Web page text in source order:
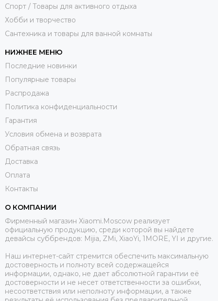
Спорт / Товары для активного отдыха
Хобби и творчество
Сантехника и товары для ванной комнаты
НИЖНЕЕ МЕНЮ
Последние новинки
Популярные товары
Распродажа
Политика конфиденциальности
Гарантия
Условия обмена и возврата
Обратная связь
Доставка
Оплата
Контакты
О КОМПАНИИ
Фирменный магазин Xiaomi.Moscow реализует
официальную продукцию, среди которой вы найдете
девайсы суббрендов: Mijia, ZMi, XiaoYi, 1MORE, YI и другие.
Наш интернет-сайт стремится обеспечить максимальную
достоверность и полноту всей содержащейся
информации, однако, не дает абсолютной гарантии её
достоверности и не несет ответственности за ошибки,
несоответствия или неполноту информации, а также